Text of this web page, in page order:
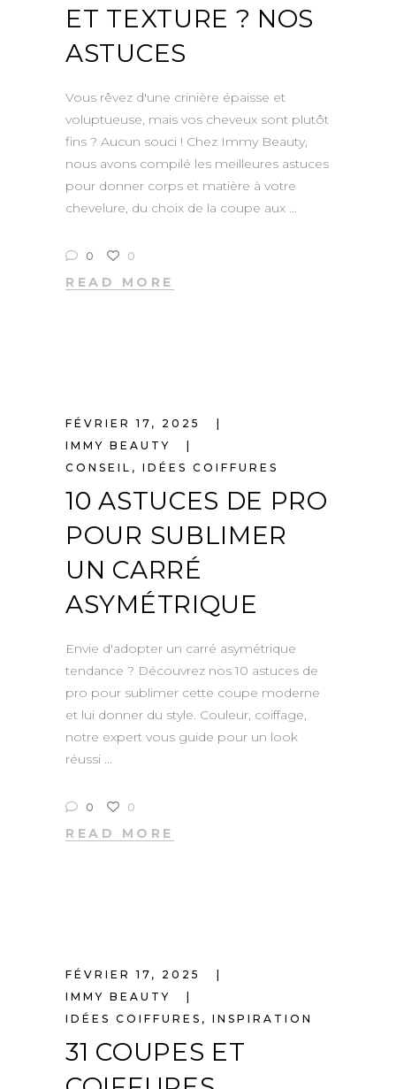
ET TEXTURE ? NOS
ASTUCES
Vous rêvez d'une crinière épaisse et
voluptueuse, mais vos cheveux sont plutôt
fins ? Aucun souci ! Chez Immy Beauty,
nous avons compilé les meilleures astuces
pour donner corps et matière à votre
chevelure, du choix de la coupe aux
0 0
READ MORE
FÉVRIER 17, 2025
IMMY BEAUTY
CONSEIL , IDÉES COIFFURES
10 ASTUCES DE PRO
POUR SUBLIMER
UN CARRÉ
ASYMÉTRIQUE
Envie d'adopter un carré asymétrique
tendance ? Découvrez nos 10 astuces de
pro pour sublimer cette coupe moderne
et lui donner du style. Couleur, coiffage,
notre expert vous guide pour un look
réussi
0 0
READ MORE
FÉVRIER 17, 2025
IMMY BEAUTY
IDÉES COIFFURES , INSPIRATION
31 COUPES ET